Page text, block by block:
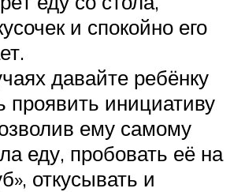
и спокойно его
давайте ребёнку
проявить инициативу
ему самому
еду, пробовать её на
откусывать и